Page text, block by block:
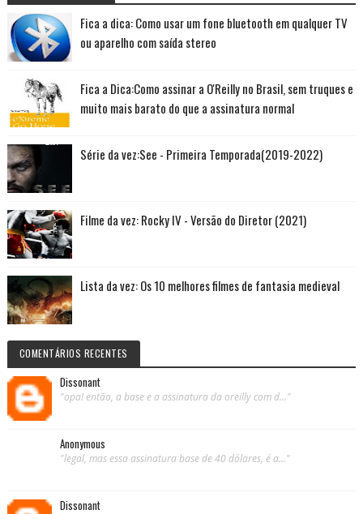
Fica a dica: Como usar um fone bluetooth em qualquer TV
ou aparelho com saída stereo
Fica a Dica:Como assinar a O'Reilly no Brasil, sem truques e
muito mais barato do que a assinatura normal
Série da vez:See - Primeira Temporada(2019-2022)
Filme da vez: Rocky IV - Versão do Diretor (2021)
Lista da vez: Os 10 melhores filmes de fantasia medieval
COMENTÁRIOS RECENTES
Dissonant
"opa! então, a base e a assinatura da oreilly com d..."
Anonymous
"legal, mas essa assinatura base de 40 dólares, é a..."
Dissonant